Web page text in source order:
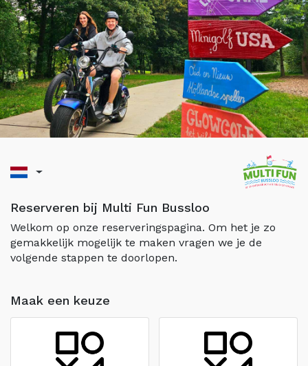
Reserveren bij Multi Fun Bussloo
Welkom op onze reserveringspagina. Om het je zo
gemakkelijk mogelijk te maken vragen we je de
volgende stappen te doorlopen.
Maak een keuze